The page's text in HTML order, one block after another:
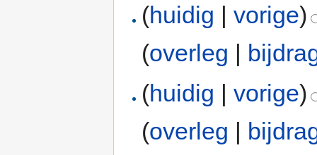
(huidig |vorige)
(overleg |
(huidig |vorige)
(overleg |